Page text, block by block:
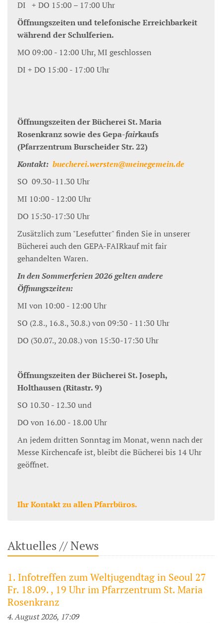
DI + DO 15:00 – 17:00 Uhr
Öffnungszeiten und telefonische Erreichbarkeit
während der Schulferien.
MO 09:00 - 12:00 Uhr, MI geschlossen
DI + DO 15:00 - 17:00 Uhr
Öffnungszeiten der Bücherei St. Maria
Rosenkranz sowie des Gepa-fairkaufs
(Pfarrzentrum Burscheider Str. 22)
Kontakt: buecherei.wersten@meinegemein.de
SO 09.30-11.30 Uhr
MI 10:00 - 12:00 Uhr
DO 15:30-17:30 Uhr
Zusätzlich zum "Lesefutter" finden Sie in unserer
Bücherei auch den GEPA-FAIRkauf mit fair
gehandelten Waren.
In den Sommerferien 2026 gelten andere
Öffnungszeiten:
MI von 10:00 - 12:00 Uhr
SO (2.8., 16.8., 30.8.) von 09:30 - 11:30 Uhr
DO (30.07., 20.08.) von 15:30-17:30 Uhr
Öffnungszeiten der Bücherei St. Joseph,
Holthausen (Ritastr. 9)
SO 10.30 - 12.30 und
DO von 16.00 - 18.00 Uhr
An jedem dritten Sonntag im Monat, wenn nach der
Messe Kirchencafe ist, bleibt die Bücherei bis 14 Uhr
geöffnet.
Ihr Kontakt zu allen Pfarrbüros.
Aktuelles // News
1. Infotreffen zum Weltjugendtag in Seoul 27
Fr. 18.09. , 19 Uhr im Pfarrzentrum St. Maria
Rosenkranz
4. August 2026, 17:09